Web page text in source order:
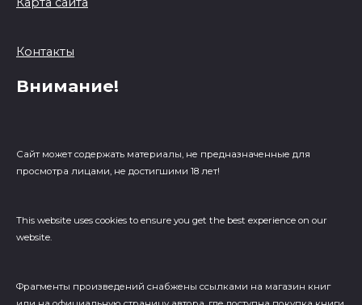
Контакты
Внимание!
Сайт может содержать материалы, не предназначенные для
просмотра лицами, не достигшими 18 лет!
This website uses cookies to ensure you get the best experience on our
website.
Фрагменты произведений cнабжены ссылками на магазин книг